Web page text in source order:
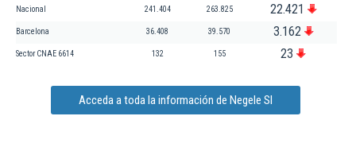
Nacional 241.404 263.825 22.421
Barcelona 36.408 39.570 3.162
Sector CNAE 6614 132 155 23
Acceda a toda la información de Negele Sl